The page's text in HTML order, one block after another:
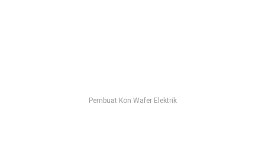
Pembuat Kon Wafer Elektrik